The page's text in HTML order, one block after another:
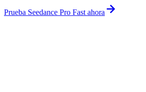
Prueba Seedance Pro Fast ahora